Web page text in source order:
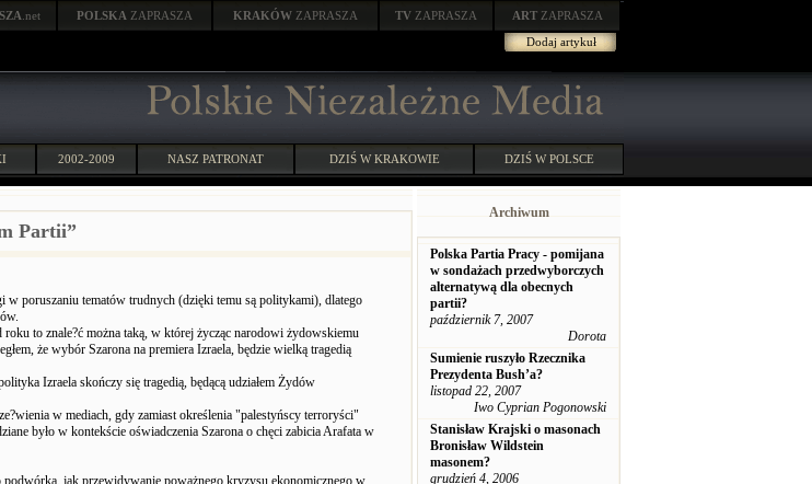
.net POLSKA ZAPRASZA KRAKÓW ZAPRASZA TV ZAPRASZA ART ZAPRASZA
Dodaj artykuł
2002-2009 NASZ PATRONAT DZIŚ W KRAKOWIE DZIŚ W POLSCE
Partii”
w poruszaniu tematów trudnych (dzięki temu są politykami), dlatego
to znale?ć można taką, w której życząc narodowi żydowskiemu
że wybór Szarona na premiera Izraela, będzie wielką tragedią
Izraela skończy się tragedią, będącą udziałem Żydów
w mediach, gdy zamiast określenia "palestyńscy terroryści"
było w kontekście oświadczenia Szarona o chęci zabicia Arafata w
podwórka, jak przewidywanie poważnego kryzysu ekonomicznego w
Archiwum
Polska Partia Pracy - pomijana
w sondażach przedwyborczych
alternatywą dla obecnych
partii?
październik 7, 2007
Dorota
Sumienie ruszyło Rzecznika
Prezydenta Bush’a?
listopad 22, 2007
Iwo Cyprian Pogonowski
Stanisław Krajski o masonach
Bronisław Wildstein
masonem?
grudzień 4, 2006